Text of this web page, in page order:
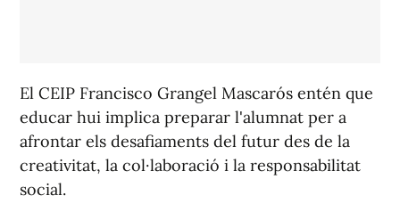
El CEIP Francisco Grangel Mascarós entén que
educar hui implica preparar l'alumnat per a
afrontar els desafiaments del futur des de la
creativitat, la col·laboració i la responsabilitat
social.